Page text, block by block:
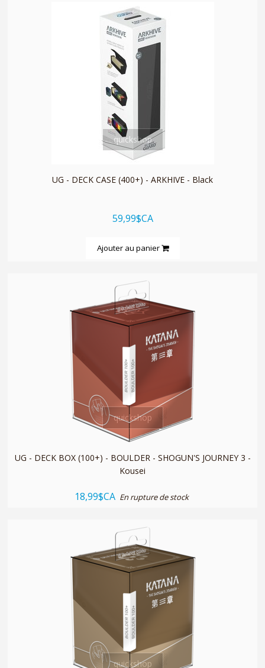
quickshop
UG - DECK CASE (400+) - ARKHIVE - Black
59,99$CA
Ajouter au panier
quickshop
UG - DECK BOX (100+) - BOULDER - SHOGUN'S JOURNEY 3 -
Kousei
18,99$CA En rupture de stock
quickshop